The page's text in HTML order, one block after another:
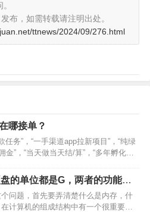
发布，如需转载请注明出处。
ttnews/2024/09/276.html
哪接单？
任务”，“一手渠道app拉新项目”，“纯绿
金”，“当天做当天结/算”，“多年孵化经
一个做了三个月时间并且也踩过坑的
要轻易相信发这种广告的，…
的单位都是G，两者的功能是
用简单通俗的方式来解读一
问题，首先要弄清楚什么是内存，什
计算机的组成结构中有一个很重要的